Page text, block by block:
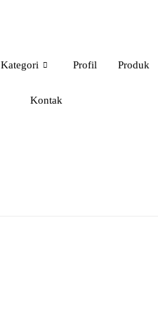
Kategori Profil Produk
Kontak